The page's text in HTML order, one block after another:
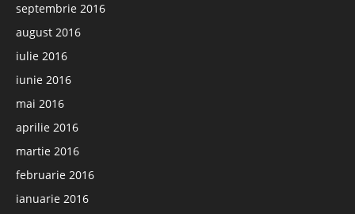
septembrie 2016
august 2016
iulie 2016
iunie 2016
mai 2016
aprilie 2016
martie 2016
februarie 2016
ianuarie 2016